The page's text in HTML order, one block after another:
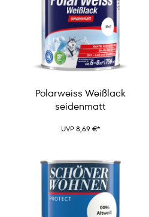
Polarweiss Weißlack
seidenmatt
UVP 8,69 €*